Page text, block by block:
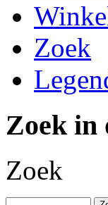
Zoek
Zoek in
Zoek